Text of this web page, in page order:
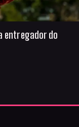
entregador do